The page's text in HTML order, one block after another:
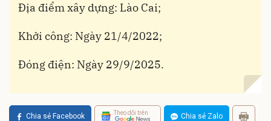
Địa điểm xây dựng: Lào Cai;
Khởi công: Ngày 21/4/2022;
Đóng điện: Ngày 29/9/2025.
Chia sẻ Facebook Theo dõi trên Chia sẻ Zalo